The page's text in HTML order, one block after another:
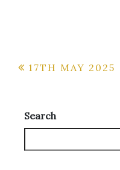
Post
17TH MAY 2025
Search